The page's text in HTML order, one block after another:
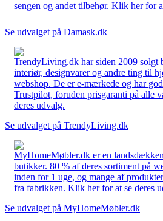
sengen og andet tilbehør. Klik her for
Se udvalget på Damask.dk
TrendyLiving.dk har siden 2009 solgt
interiør, designvarer og andre ting til
webshop. De er e-mærkede og har
Trustpilot, foruden prisgaranti på alle
deres udvalg.
Se udvalget på TrendyLiving.dk
MyHomeMøbler.dk er en
butikker. 80 % af deres sortiment på
inden for 1 uge, og mange af
fra fabrikken. Klik her for at se deres
Se udvalget på MyHomeMøbler.dk